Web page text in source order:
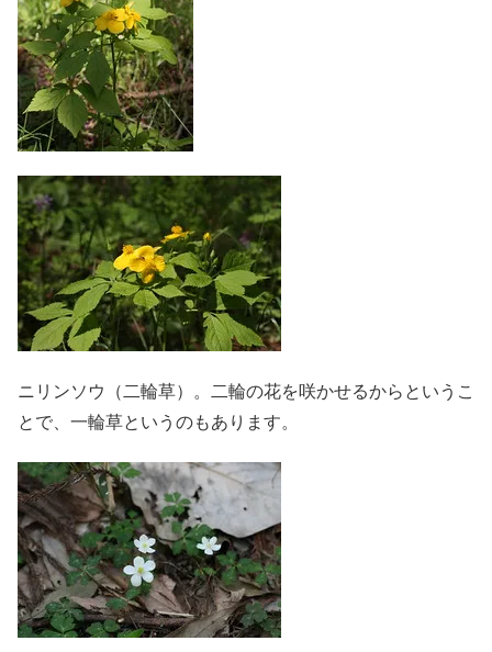
ニリンソウ（二輪草）。二輪の花を咲かせるからというこ
とで、一輪草というのもあります。